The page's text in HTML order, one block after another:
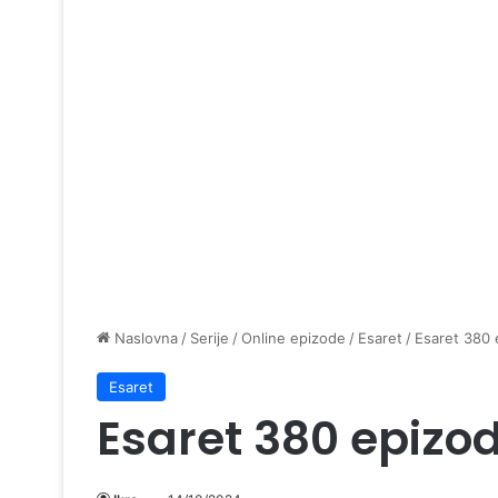
Naslovna / Serije /Online epizode / Esaret / Esaret 380
Esaret
Esaret 380